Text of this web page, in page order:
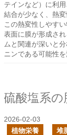
テインなど）に利
結合が少なく、熱
この熱変性しやす
表面に膜が形成さ
ムと関連が深いと
ニンである可能性
2026-02-03
植物栄養
堆